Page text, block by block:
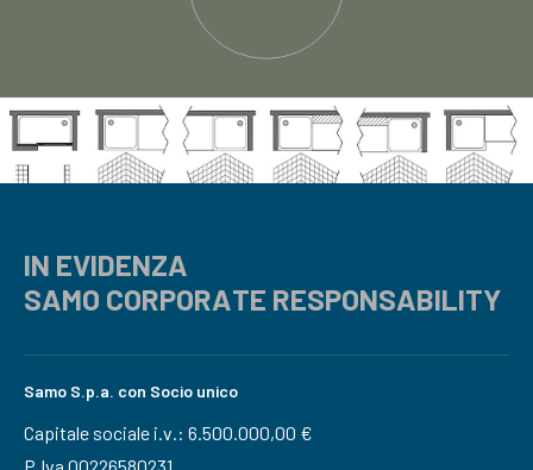
IN EVIDENZA
SAMO CORPORATE RESPONSABILITY
Samo S.p.a. con Socio unico
Capitale sociale i.v.: 6.500.000,00 €